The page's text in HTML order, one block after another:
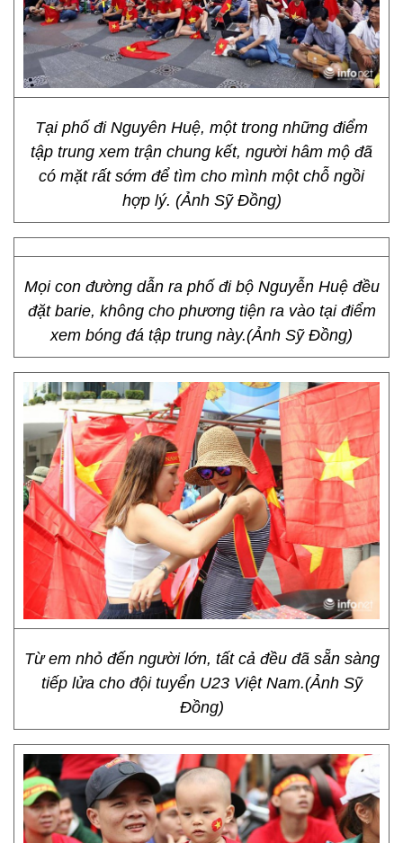
Tại phố đi Nguyên Huệ, một trong những điểm
tập trung xem trận chung kết, người hâm mộ đã
có mặt rất sớm để tìm cho mình một chỗ ngồi
hợp lý. (Ảnh Sỹ Đồng)
Mọi con đường dẫn ra phố đi bộ Nguyễn Huệ đều
đặt barie, không cho phương tiện ra vào tại điểm
xem bóng đá tập trung này.(Ảnh Sỹ Đồng)
Từ em nhỏ đến người lớn, tất cả đều đã sẵn sàng
tiếp lửa cho đội tuyển U23 Việt Nam.(Ảnh Sỹ
Đồng)